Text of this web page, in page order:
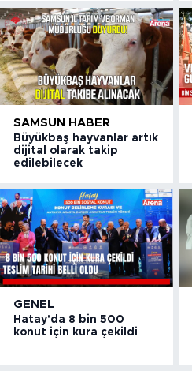
SAMSUN HABER
Büyükbaş hayvanlar artık
dijital olarak takip
edilebilecek
GENEL
Hatay'da 8 bin 500
konut için kura çekildi